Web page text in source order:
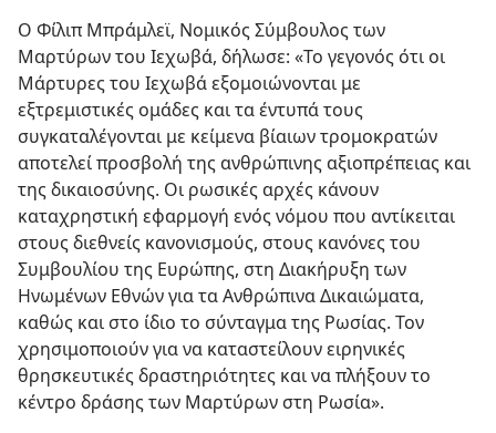
Ο Φίλιπ Μπράμλεϊ, Νομικός Σύμβουλος των
Μαρτύρων του Ιεχωβά, δήλωσε: «Το γεγονός ότι οι
Μάρτυρες του Ιεχωβά εξομοιώνονται με
εξτρεμιστικές ομάδες και τα έντυπά τους
συγκαταλέγονται με κείμενα βίαιων τρομοκρατών
αποτελεί προσβολή της ανθρώπινης αξιοπρέπειας και
της δικαιοσύνης. Οι ρωσικές αρχές κάνουν
καταχρηστική εφαρμογή ενός νόμου που αντίκειται
στους διεθνείς κανονισμούς, στους κανόνες του
Συμβουλίου της Ευρώπης, στη Διακήρυξη των
Ηνωμένων Εθνών για τα Ανθρώπινα Δικαιώματα,
καθώς και στο ίδιο το σύνταγμα της Ρωσίας. Τον
χρησιμοποιούν για να καταστείλουν ειρηνικές
θρησκευτικές δραστηριότητες και να πλήξουν το
κέντρο δράσης των Μαρτύρων στη Ρωσία».